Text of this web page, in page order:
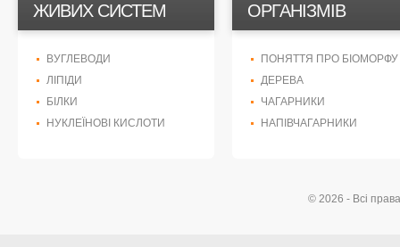
ЖИВИХ СИСТЕМ
ВУГЛЕВОДИ
ЛІПІДИ
БІЛКИ
НУКЛЕЇНОВІ КИСЛОТИ
ОРГАНІЗМІВ
ПОНЯТТЯ ПРО БІОМОРФУ
ДЕРЕВА
ЧАГАРНИКИ
НАПІВЧАГАРНИКИ
© 2026 - Всі